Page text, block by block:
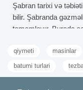
Şabran tarixi və
bilir. Şabranda
tamamlayır. Burada
Çıraqqala
Çıraqqala Şabranın
qiymeti masinlar
batumi turlari